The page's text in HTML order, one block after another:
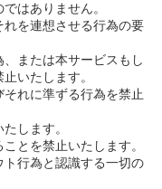
はありません。
を連想させる行為の要
または本サービスもし
いたします。
れに準ずる行為を禁止
します。
とを禁止いたします。
行為と認識する一切の